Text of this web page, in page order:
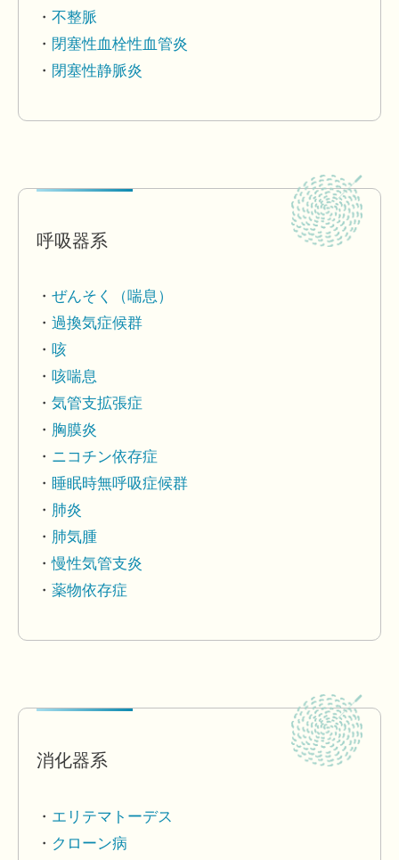
不整脈
閉塞性血栓性血管炎
閉塞性静脈炎
呼吸器系
ぜんそく（喘息）
過換気症候群
咳
咳喘息
気管支拡張症
胸膜炎
ニコチン依存症
睡眠時無呼吸症候群
肺炎
肺気腫
慢性気管支炎
薬物依存症
消化器系
エリテマトーデス
クローン病